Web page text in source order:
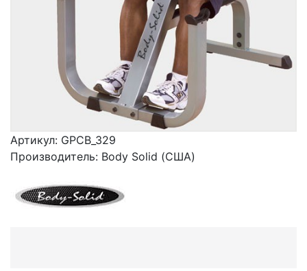
Артикул: GPCB_329
Производитель: Body Solid (США)